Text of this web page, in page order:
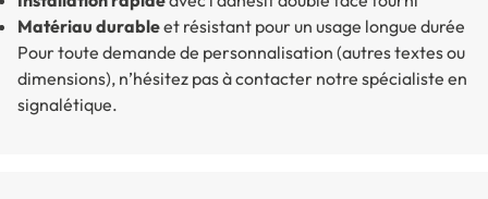
Matériau durableet résistant pour un usage longue durée
Pour toute demande de personnalisation (autres textes ou
dimensions), n’hésitez pas à contacter notre spécialiste en
signalétique.